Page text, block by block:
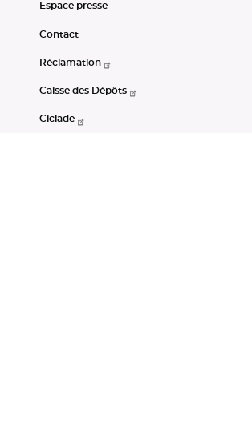
Espace presse
Contact
Réclamation
Caisse des Dépôts
Ciclade